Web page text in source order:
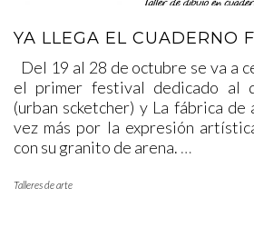
YA LLEGA EL CUADERNO
Del 19 al 28 de octubre se va a
el primer festival dedicado al
(urban scketcher) y La fábrica de
vez más por la expresión
con su granito de arena. …
Talleres de arte